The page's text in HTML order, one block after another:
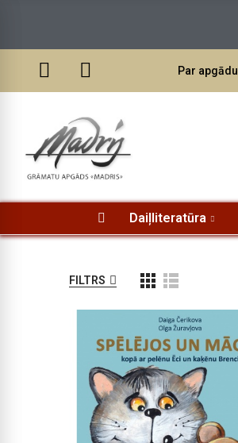
Par apgādu
Daiļliteratūra
FILTRS